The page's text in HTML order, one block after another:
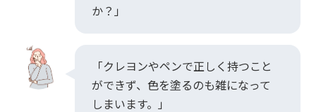
か？」
「クレヨンやペンで正しく持つこと
ができず、色を塗るのも雑になって
しまいます。」